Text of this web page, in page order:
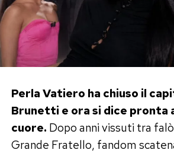
Perla Vatiero ha chiuso il
Brunetti e ora si dice pronta
cuore. Dopo anni vissuti tra
Grande Fratello, fandom